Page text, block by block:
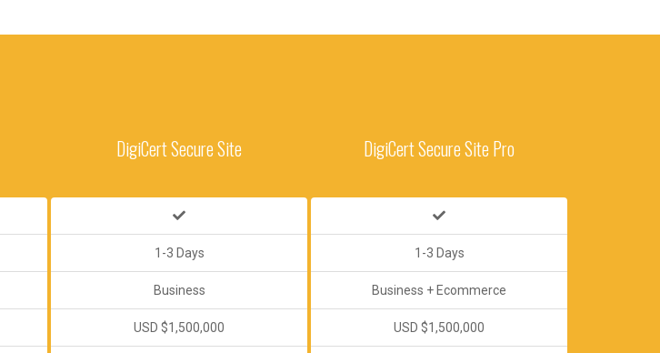
DigiCert Secure Site
1-3 Days
Business
USD $1,500,000
DigiCert Secure Site Pro
1-3 Days
Business + Ecommerce
USD $1,500,000